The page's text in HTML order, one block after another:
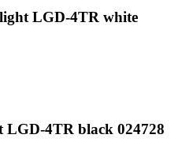
LGD-4TR white
LGD-4TR black 024728